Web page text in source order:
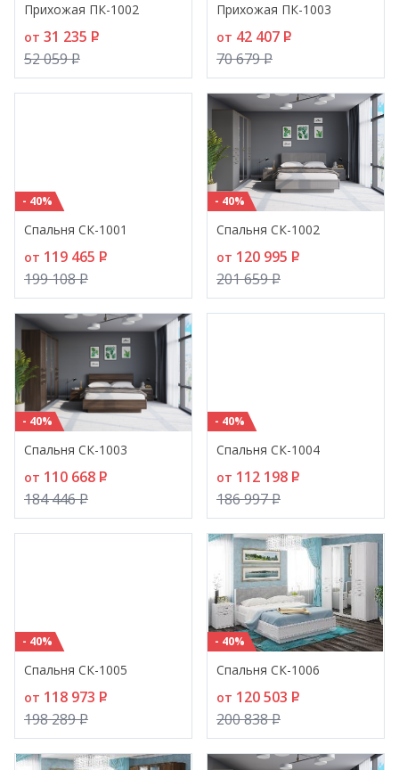
Прихожая ПК-1002
от 31 235 P
52 059P
Прихожая ПК-1003
от 42 407 P
70 679P
- 40%
Спальня СК-1001
от 119 465 P
199 108P
- 40%
Спальня СК-1002
от 120 995 P
201 659P
- 40%
Спальня СК-1003
от 110 668 P
184 446P
- 40%
Спальня СК-1004
от 112 198 P
186 997P
- 40%
Спальня СК-1005
от 118 973 P
198 289P
- 40%
Спальня СК-1006
от 120 503 P
200 838P